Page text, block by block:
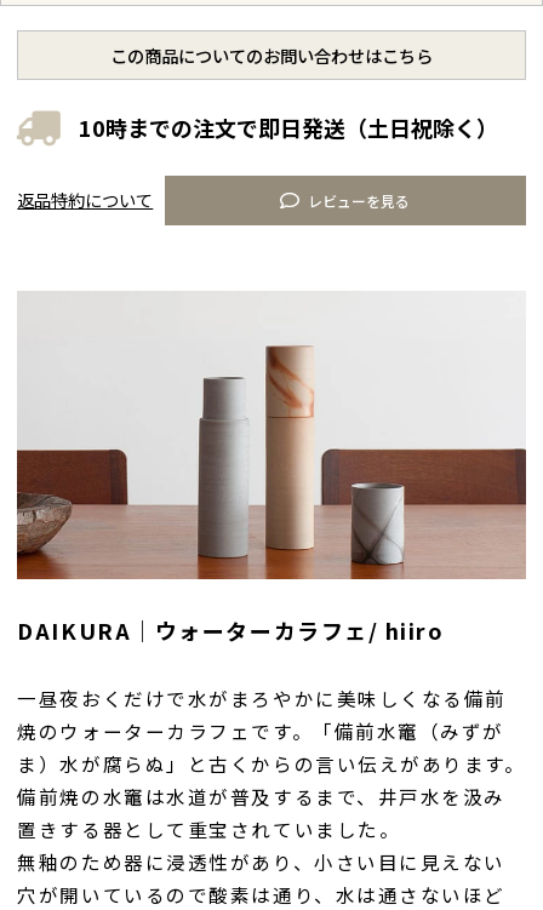
10時までの注文で即日発送（土日祝除く）
この商品についてのお問い合わせはこちら
レビューを見る
返品特約について
DAIKURA｜ウォーターカラフェ/ hiiro
一昼夜おくだけで水がまろやかに美味しくなる備前
焼のウォーターカラフェです。「備前水竈（みずが
ま）水が腐らぬ」と古くからの言い伝えがあります。
備前焼の水竈は水道が普及するまで、井戸水を汲み
置きする器として重宝されていました。
無釉のため器に浸透性があり、小さい目に見えない
穴が開いているので酸素は通り、水は通さないほど